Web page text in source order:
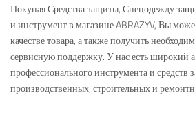
Покупая Средства защиты, Спецодежду
и инструмент в магазине ABRAZYV, Вы
качестве товара, а также получить
сервисную поддержку. У нас есть широкий
профессионального инструмента и средств
производственных, строительных и